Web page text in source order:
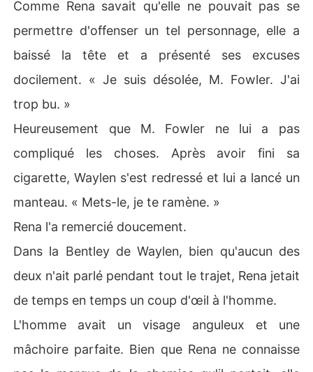
Comme Rena savait qu'elle ne pouvait pas se
permettre d'offenser un tel personnage, elle a
baissé la tête et a présenté ses excuses
docilement. « Je suis désolée, M. Fowler. J'ai
trop bu. »
Heureusement que M. Fowler ne lui a pas
compliqué les choses. Après avoir fini sa
cigarette, Waylen s'est redressé et lui a lancé un
manteau. « Mets-le, je te ramène. »
Rena l'a remercié doucement.
Dans la Bentley de Waylen, bien qu'aucun des
deux n'ait parlé pendant tout le trajet, Rena jetait
de temps en temps un coup d'œil à l'homme.
L'homme avait un visage anguleux et une
mâchoire parfaite. Bien que Rena ne connaisse